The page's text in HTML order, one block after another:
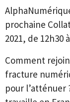
prochaine
2021, de 12h30
Comment
fracture
pour l’atténuer